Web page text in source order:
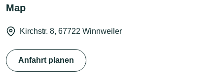
Map
Kirchstr. 8, 67722 Winnweiler
Anfahrt planen